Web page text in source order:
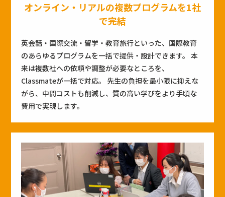
オンライン・リアルの複数プログラムを1社
で完結
英会話・国際交流・留学・教育旅行といった、国際教育
のあらゆるプログラムを一括で提供・設計できます。 本
来は複数社への依頼や調整が必要なところを、
Classmateが一括で対応。 先生の負担を最小限に抑えな
がら、中間コストも削減し、質の高い学びをより手頃な
費用で実現します。